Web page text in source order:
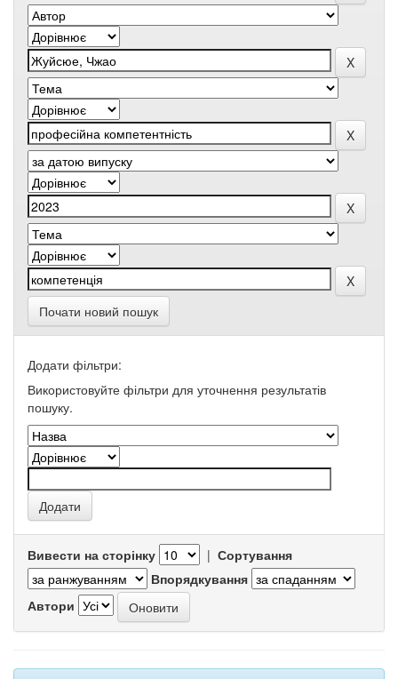
Почати новий пошук
Додати фільтри:
Використовуйте фільтри для уточнення результатів
пошуку.
Вивести на сторінку | Сортування
Впорядкування
Автори